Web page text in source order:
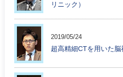
リニック）
2019/05/24
超高精細CTを用いた